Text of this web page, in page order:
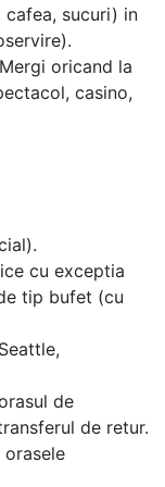
cafea, sucuri) in
oricand la
casino,
cu exceptia
tip bufet (cu
de
de retur.